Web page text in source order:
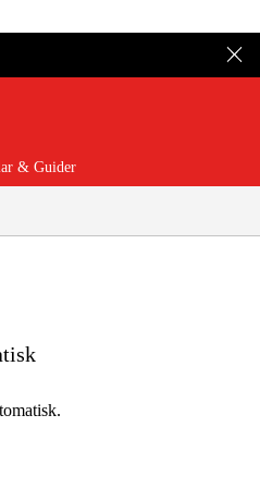
Verkstad
& Guider